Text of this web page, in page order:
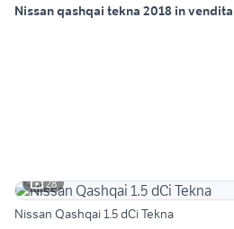
Nissan qashqai tekna 2018 in vendita
28
Nissan Qashqai 1.5 dCi Tekna